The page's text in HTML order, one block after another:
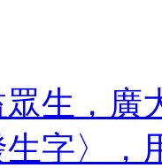
生，廣
字〉，